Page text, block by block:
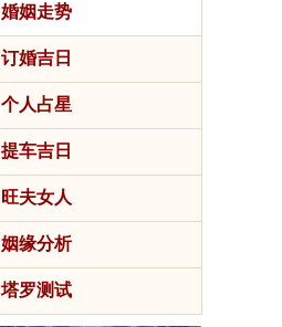
婚姻走势
订婚吉日
个人占星
提车吉日
旺夫女人
姻缘分析
塔罗测试